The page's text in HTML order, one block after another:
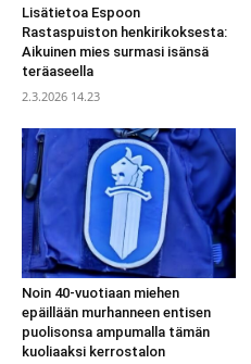
Lisätietoa Espoon
Rastaspuiston henkirikoksesta:
Aikuinen mies surmasi isänsä
teräaseella
2.3.2026 14.23
Noin 40-vuotiaan miehen
epäillään murhanneen entisen
puolisonsa ampumalla tämän
kuoliaaksi kerrostalon